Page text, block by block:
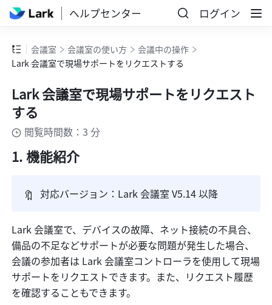
ヘルプセンター ログイン
会議室 会議室の使い方
会議中の操作
Lark 会議室で現場サポートをリクエストする
Lark 会議室で現場サポートをリクエスト
する
閲覧時間数：3 分
機能紹介
🔖 対応バージョン：Lark 会議室 V5.14 以降
Lark 会議室で、デバイスの故障、ネット接続の不具合、
備品の不足などサポートが必要な問題が発生した場合、
会議の参加者は Lark 会議室コントローラを使用して現場
サポートをリクエストできます。また、リクエスト履歴
を確認することもできます。